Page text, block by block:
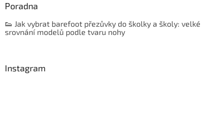
Poradna
👟 Jak vybrat barefoot přezůvky do školky a školy: velké
srovnání modelů podle tvaru nohy
Instagram